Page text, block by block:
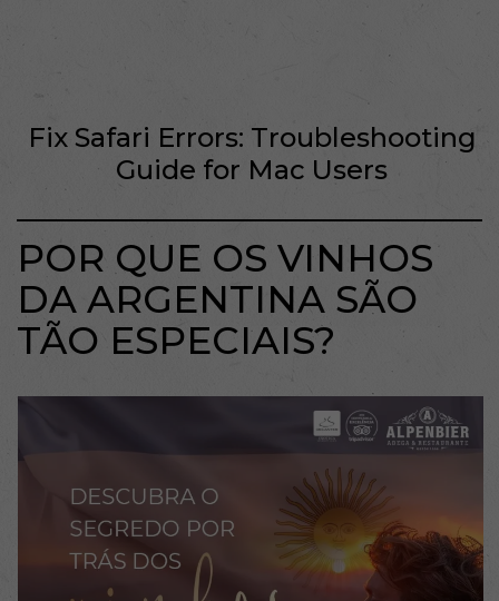
Fix Safari Errors: Troubleshooting
Guide for Mac Users
POR QUE OS VINHOS
DA ARGENTINA SÃO
TÃO ESPECIAIS?